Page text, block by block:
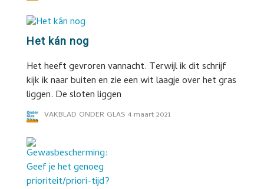
Het kán nog
Het heeft gevroren vannacht. Terwijl ik dit schrijf
kijk ik naar buiten en zie een wit laagje over het gras
liggen. De sloten liggen
VAKBLAD ONDER GLAS 4 maart 2021